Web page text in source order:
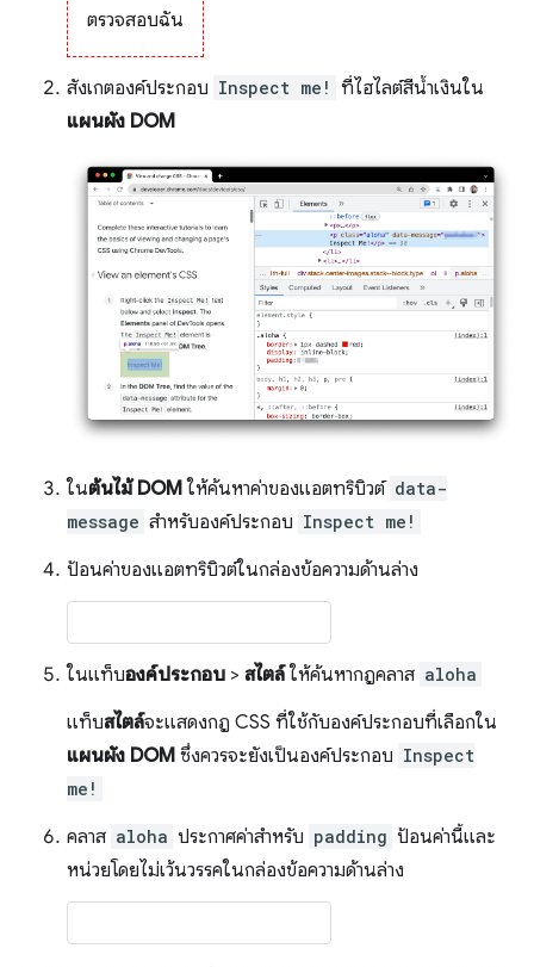
ตรวจสอบฉัน
สังเกตองค์ประกอบ Inspect me! ที่ไฮไลต์สีน้ำเงินใน
แผนผัง DOM
ในต้นไม้ DOM ให้ค้นหาค่าของแอตทริบิวต์ data-
message สำหรับองค์ประกอบ Inspect me!
ป้อนค่าของแอตทริบิวต์ในกล่องข้อความด้านล่าง
ในแท็บองค์ประกอบ > สไตล์ให้ค้นหากฎคลาส aloha
แท็บสไตล์จะแสดงกฎ CSS ที่ใช้กับองค์ประกอบที่เลือกใน
แผนผัง DOM ซึ่งควรจะยังเป็นองค์ประกอบ Inspect
me!
คลาส aloha ประกาศค่าสำหรับ padding ป้อนค่านี้และ
หน่วยโดยไม่เว้นวรรคในกล่องข้อความด้านล่าง